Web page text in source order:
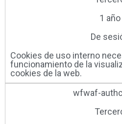
1 año
De
Cookies de uso interno
funcionamiento de la
cookies de la web.
wfwaf-